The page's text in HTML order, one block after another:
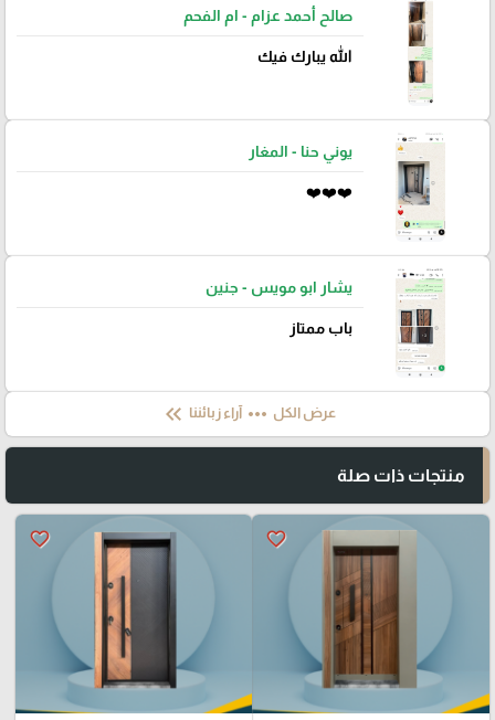
صالح أحمد عزام - ام الفحم
الله يبارك فيك
يوني حنا - المغار
❤️❤️❤️
يشار ابو مويس - جنين
باب ممتاز
عرض الكل more_horiz آراء زبائننا keyboard_double_arrow_left
منتجات ذات صلة
favorite_border
favorite_border